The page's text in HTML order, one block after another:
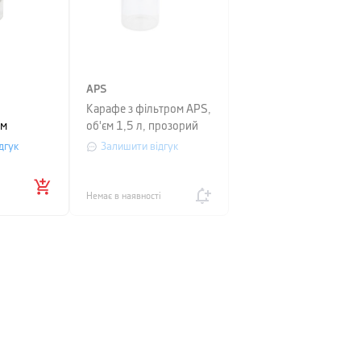
0,75
APS
Карафе з фільтром APS,
об'єм 1,5 л, прозорий
Залишити відгук
Немає в наявності